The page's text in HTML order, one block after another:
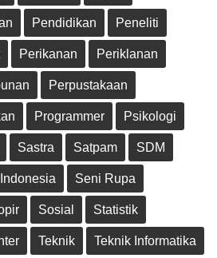
Pendidikan Peneliti
Perikanan Periklanan
Perpustakaan
Programmer Psikologi
Sastra Satpam SDM
Seni Rupa
Sosial Statistik
Teknik Teknik Informatika